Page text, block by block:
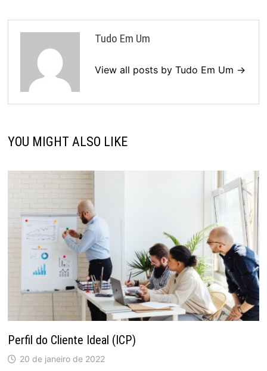
Tudo Em Um
View all posts by Tudo Em Um →
YOU MIGHT ALSO LIKE
Perfil do Cliente Ideal (ICP)
20 de janeiro de 2022